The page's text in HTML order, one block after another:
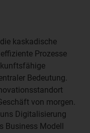
kaskadische
Prozesse
Bedeutung.
von morgen.
Digitalisierung
Business Modell